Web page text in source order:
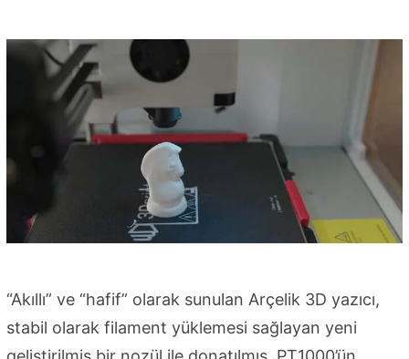
“Akıllı” ve “hafif” olarak sunulan Arçelik 3D yazıcı,
stabil olarak filament yüklemesi sağlayan yeni